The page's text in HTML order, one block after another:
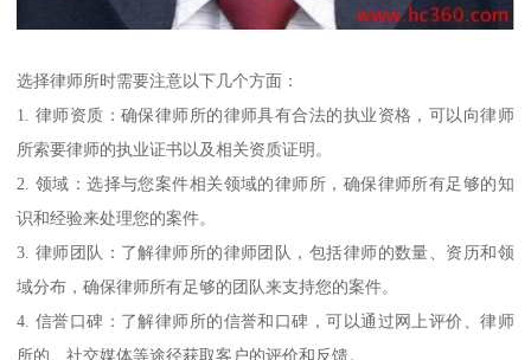
选择律师所时需要注意以下几个方面：
1. 律师资质：确保律师所的律师具有合法的执业资格，可以向律师
所索要律师的执业证书以及相关资质证明。
2. 领域：选择与您案件相关领域的律师所，确保律师所有足够的知
识和经验来处理您的案件。
3. 律师团队：了解律师所的律师团队，包括律师的数量、资历和领
域分布，确保律师所有足够的团队来支持您的案件。
4. 信誉口碑：了解律师所的信誉和口碑，可以通过网上评价、律师
所的、社交媒体等途径获取客户的评价和反馈。